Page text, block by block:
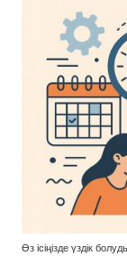
Өз ісіңізде үздік